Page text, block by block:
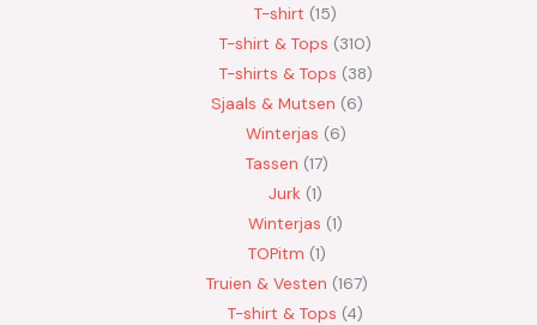
T-shirt 15
T-shirt & Tops 310
T-shirts & Tops 38
Sjaals & Mutsen 6
Winterjas 6
Tassen 17
Jurk 1
Winterjas 1
TOPitm 1
Truien & Vesten 167
T-shirt & Tops 4